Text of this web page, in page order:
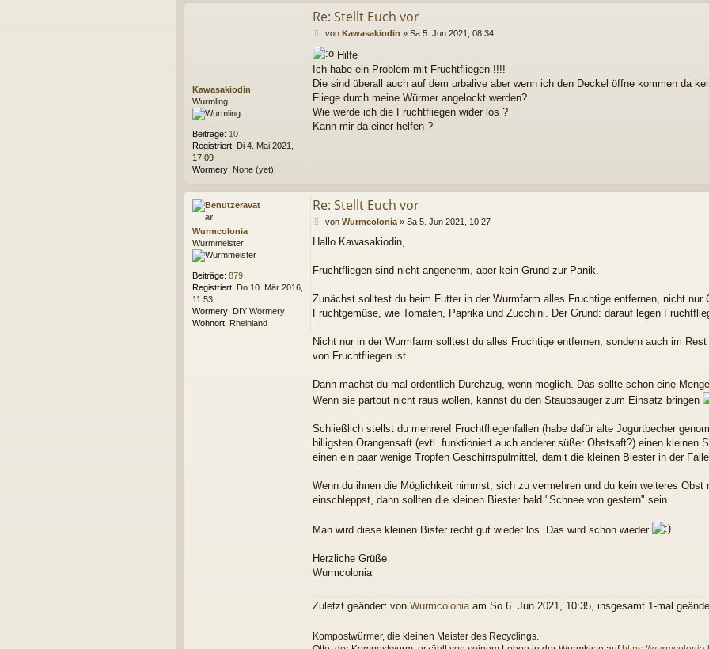
Kawasakiodin
Wurmling
Beiträge: 10
Registriert: Di 4. Mai 2021,
17:09
Wormery: None (yet)
Re: Stellt Euch vor
B
e
i
t
r
a
g
von Kawasakiodin » Sa 5. Jun 2021, 08:34
Hilfe
Ich habe ein Problem mit Fruchtfliegen !!!!
Die sind überall auch auf dem urbalive aber wenn ich den Deckel öffne kommen da
Fliege durch meine Würmer angelockt werden?
Wie werde ich die Fruchtfliegen wider los ?
Kann mir da einer helfen ?
Wurmcolonia
Wurmmeister
Beiträge: 879
Registriert: Do 10. Mär 2016,
11:53
Wormery: DIY Wormery
Wohnort: Rheinland
Re: Stellt Euch vor
B
i
r
von Wurmcolonia» Sa 5. Jun 2021, 10:27
Hallo Kawasakiodin,
Fruchtfliegen sind nicht angenehm, aber kein Grund zur Panik.
Zunächst solltest du beim Futter in der Wurmfarm alles Fruchtige entfernen, nicht nur
Fruchtgemüse, wie Tomaten, Paprika und Zucchini. Der Grund: darauf legen
Nicht nur in der Wurmfarm solltest du alles Fruchtige entfernen, sondern auch im
von Fruchtfliegen ist.
Dann machst du mal ordentlich Durchzug, wenn möglich. Das sollte schon eine
Wenn sie partout nicht raus wollen, kannst du den Staubsauger zum Einsatz bringen
Schließlich stellst du mehrere! Fruchtfliegenfallen (habe dafür alte Jogurtbecher
billigsten Orangensaft (evtl. funktioniert auch anderer süßer Obstsaft?) einen kleinen
einen ein paar wenige Tropfen Geschirrspülmittel, damit die kleinen Biester in der
Wenn du ihnen die Möglichkeit nimmst, sich zu vermehren und du kein weiteres Obst
einschleppst, dann sollten die kleinen Biester bald "Schnee von gestern" sein.
Man wird diese kleinen Bister recht gut wieder los. Das wird schon wieder
Herzliche Grüße
Wurmcolonia
Zuletzt geändert von Wurmcolonia am So 6. Jun 2021, 10:35, insgesamt 1-mal
Kompostwürmer, die kleinen Meister des Recyclings.